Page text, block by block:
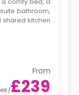
a comfy bed, a
bathroom,
kitchen.
From
£239
/